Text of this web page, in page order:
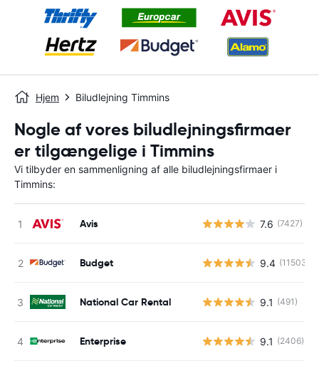
Hjem Biludlejning Timmins
Nogle af vores biludlejningsfirmaer
er tilgængelige i Timmins
Vi tilbyder en sammenligning af alle biludlejningsfirmaer i
Timmins:
Avis 7.6 (7427)
Budget 9.4 (11503)
National Car Rental 9.1 (491)
Enterprise 9.1 (2406)